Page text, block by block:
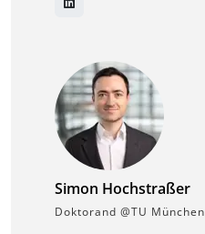
Simon Hochstraßer
Doktorand @TU München